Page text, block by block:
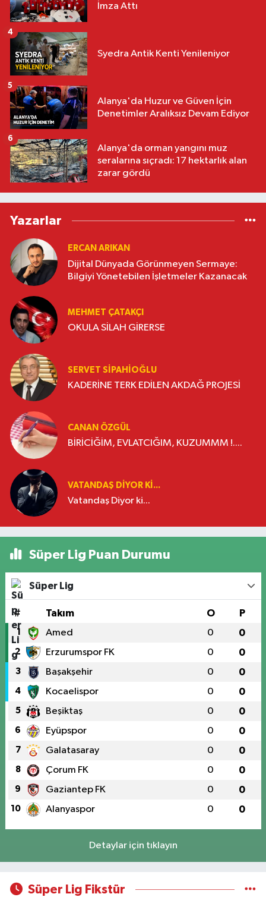
İmza Attı
Syedra Antik Kenti Yenileniyor
4
Alanya'da Huzur ve Güven İçin
Denetimler Aralıksız Devam Ediyor
5
Alanya'da orman yangını muz
seralarına sıçradı: 17 hektarlık alan
zarar gördü
6
Yazarlar
ERCAN ARIKAN
Dijital Dünyada Görünmeyen Sermaye:
Bilgiyi Yönetebilen İşletmeler Kazanacak
MEHMET ÇATAKÇI
OKULA SİLAH GİRERSE
SERVET SİPAHİOĞLU
KADERİNE TERK EDİLEN AKDAĞ PROJESİ
CANAN ÖZGÜL
BİRİCİĞİM, EVLATCIĞIM, KUZUMMM !....
VATANDAŞ DIYOR KI...
Vatandaş Diyor ki...
Süper Lig Puan Durumu
Süper Lig
# Takım O P
1 Amed 0 0
2 Erzurumspor FK 0 0
3 Başakşehir 0 0
4 Kocaelispor 0 0
5 Beşiktaş 0 0
6 Eyüpspor 0 0
7 Galatasaray 0 0
8 Çorum FK 0 0
9 Gaziantep FK 0 0
10 Alanyaspor 0 0
Detaylar için tıklayın
Süper Lig Fikstür